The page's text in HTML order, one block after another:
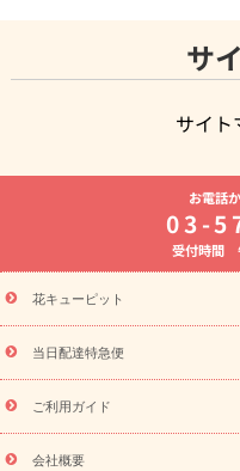
サ
サイト
よく贈られる花
お祝い
8月の誕生花(トルコキキョ
お供え・お悔やみ
通夜・
ーブドフラワー
季節のイ
特集
お盆 花（新盆・初盆）
盆・初盆）
お盆 花（新盆
フト
お盆・お供え プリザ
レゼント特集
夏の花贈り
敬老の日におくる花ギフ
花ギフト・プレゼント特集
老の日 花鉢植えのギフト・
お電話
03-
受付時間
花キューピット
当日配達特急便
ご利用ガイド
会社概要